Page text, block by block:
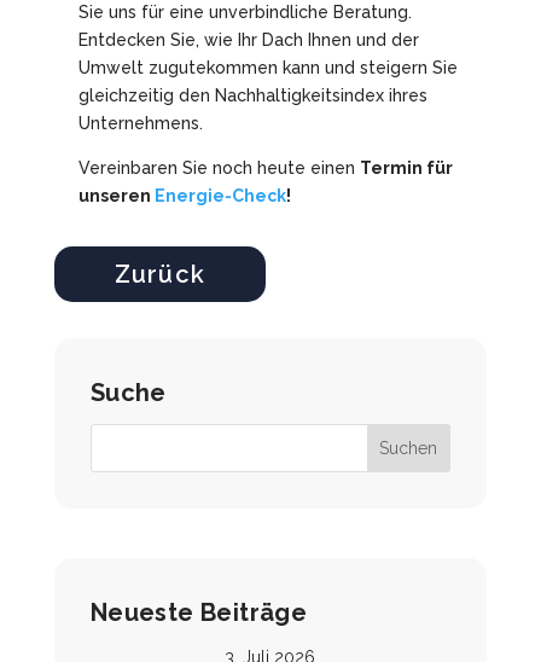
Sie uns für eine unverbindliche Beratung.
Entdecken Sie, wie Ihr Dach Ihnen und der
Umwelt zugutekommen kann und steigern Sie
gleichzeitig den Nachhaltigkeitsindex ihres
Unternehmens.
Vereinbaren Sie noch heute einen Termin für
unseren Energie-Check!
Zurück
Suche
Neueste Beiträge
3. Juli 2026